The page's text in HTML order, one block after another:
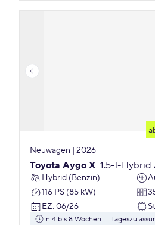
Neuwagen | 2026
Toyota Aygo X 1.5-l-Hybrid
Hybrid (Benzin)
116 PS (85 kW)
EZ: 06/26
in 4 bis 8 Wochen